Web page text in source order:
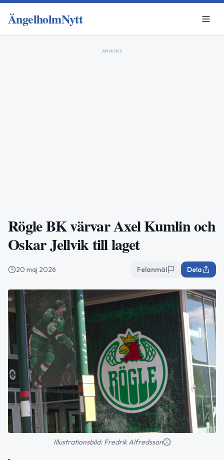
ÄngelholmNytt
ANNONS
Rögle BK värvar Axel Kumlin och
Oskar Jellvik till laget
20 maj 2026 Felanmäl Dela
Illustrationsbild: Fredrik Alfredsson